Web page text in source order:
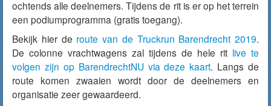
ochtends alle deelnemers. Tijdens de rit is er op het terrein
een podiumprogramma (gratis toegang).
Bekijk hier de route van de Truckrun Barendrecht 2019.
De colonne vrachtwagens zal tijdens de hele rit live te
volgen zijn op BarendrechtNU via deze kaart. Langs de
route komen zwaaien wordt door de deelnemers en
organisatie zeer gewaardeerd.